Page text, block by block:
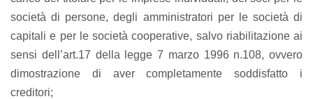
società di persone, degli amministratori per le società di
capitali e per le società cooperative, salvo riabilitazione ai
sensi dell’art.17 della legge 7 marzo 1996 n.108, ovvero
dimostrazione di aver completamente soddisfatto i
creditori;